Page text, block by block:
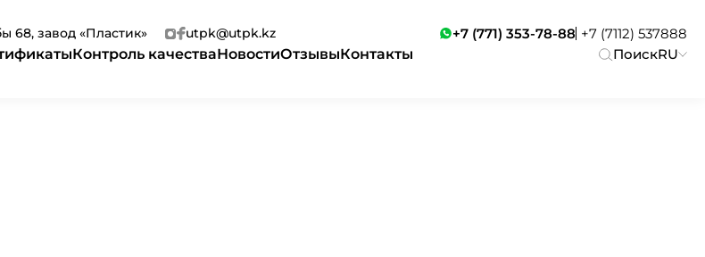
68, завод «Пластик» utpk@utpk.kz +7 (771) 353-78-88 +7 (7112) 537888
Контроль качестваНовостиОтзывыКонтакты ПоискRU